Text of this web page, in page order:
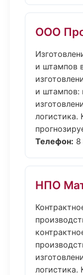
ООО
и штампов
и штампов:
логистика.
Телефон: 8
НПО
логистика.